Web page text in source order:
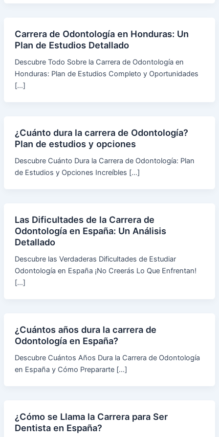
Carrera de Odontología en Honduras: Un
Plan de Estudios Detallado
Descubre Todo Sobre la Carrera de Odontología en
Honduras: Plan de Estudios Completo y Oportunidades
[…]
¿Cuánto dura la carrera de Odontología?
Plan de estudios y opciones
Descubre Cuánto Dura la Carrera de Odontología: Plan
de Estudios y Opciones Increíbles […]
Las Dificultades de la Carrera de
Odontología en España: Un Análisis
Detallado
Descubre las Verdaderas Dificultades de Estudiar
Odontología en España ¡No Creerás Lo Que Enfrentan!
[…]
¿Cuántos años dura la carrera de
Odontología en España?
Descubre Cuántos Años Dura la Carrera de Odontología
en España y Cómo Prepararte […]
¿Cómo se Llama la Carrera para Ser
Dentista en España?